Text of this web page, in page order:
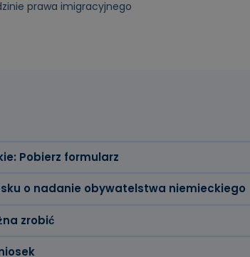
prawa imigracyjnego
Pobierz formularz
o nadanie obywatelstwa niemieckiego
zrobić